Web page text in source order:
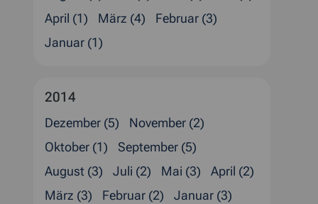
April (1)
März (4)
Februar (3)
Januar (1)
2014
Dezember (5)
November (2)
Oktober (1)
September (5)
August (3)
Juli (2) Mai (3)
April (2)
März (3)
Februar (2) Januar (3)